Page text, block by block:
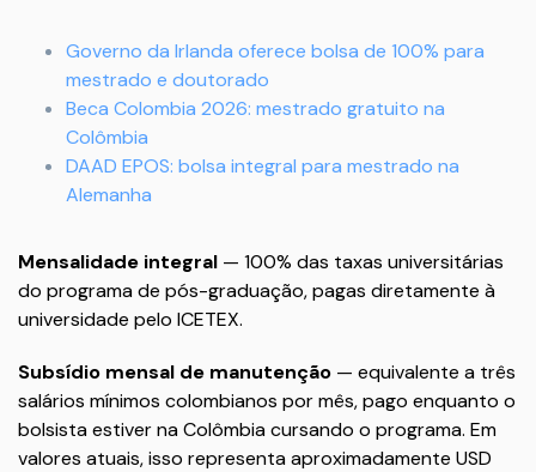
Governo da Irlanda oferece bolsa de 100% para
mestrado e doutorado
Beca Colombia 2026: mestrado gratuito na
Colômbia
DAAD EPOS: bolsa integral para mestrado na
Alemanha
Mensalidade integral — 100% das taxas universitárias
do programa de pós-graduação, pagas diretamente à
universidade pelo ICETEX.
Subsídio mensal de manutenção — equivalente a três
salários mínimos colombianos por mês, pago enquanto o
bolsista estiver na Colômbia cursando o programa. Em
valores atuais, isso representa aproximadamente USD